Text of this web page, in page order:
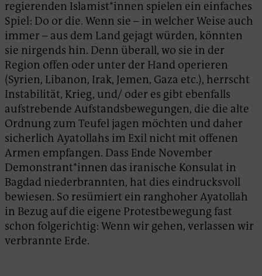
regierenden Islamist*innen spielen ein einfaches
Spiel: Do or die. Wenn sie – in welcher Weise auch
immer – aus dem Land gejagt würden, könnten
sie nirgends hin. Denn überall, wo sie in der
Region offen oder unter der Hand operieren
(Syrien, Libanon, Irak, Jemen, Gaza etc.), herrscht
Instabilität, Krieg, und/ oder es gibt ebenfalls
aufstrebende Aufstandsbewegungen, die die alte
Ordnung zum Teufel jagen möchten und daher
sicherlich Ayatollahs im Exil nicht mit offenen
Armen empfangen. Dass Ende November
Demonstrant*innen das iranische Konsulat in
Bagdad niederbrannten, hat dies eindrucksvoll
bewiesen. So resümiert ein ranghoher Ayatollah
in Bezug auf die eigene Protestbewegung fast
schon folgerichtig: Wenn wir gehen, verlassen wir
verbrannte Erde.